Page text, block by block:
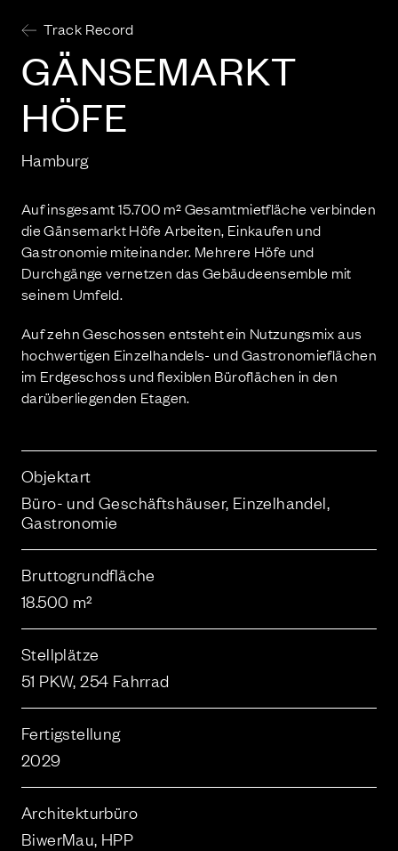
Track Record
GÄN­SE­MARKT
HÖFE
Hamburg
Auf insgesamt 15.700 m² Gesamtmietfläche verbinden
die Gänsemarkt Höfe Arbeiten, Einkaufen und
Gastronomie miteinander. Mehrere Höfe und
Durchgänge vernetzen das Gebäudeensemble mit
seinem Umfeld.
Auf zehn Geschossen entsteht ein Nutzungsmix aus
hochwertigen Einzelhandels- und Gastronomieflächen
im Erdgeschoss und flexiblen Büroflächen in den
darüberliegenden Etagen.
Objektart
Büro- und Geschäftshäuser, Einzelhandel,
Gastronomie
Bruttogrundfläche
18.500 m²
Stellplätze
51 PKW, 254 Fahrrad
Fertigstellung
2029
Architekturbüro
BiwerMau, HPP